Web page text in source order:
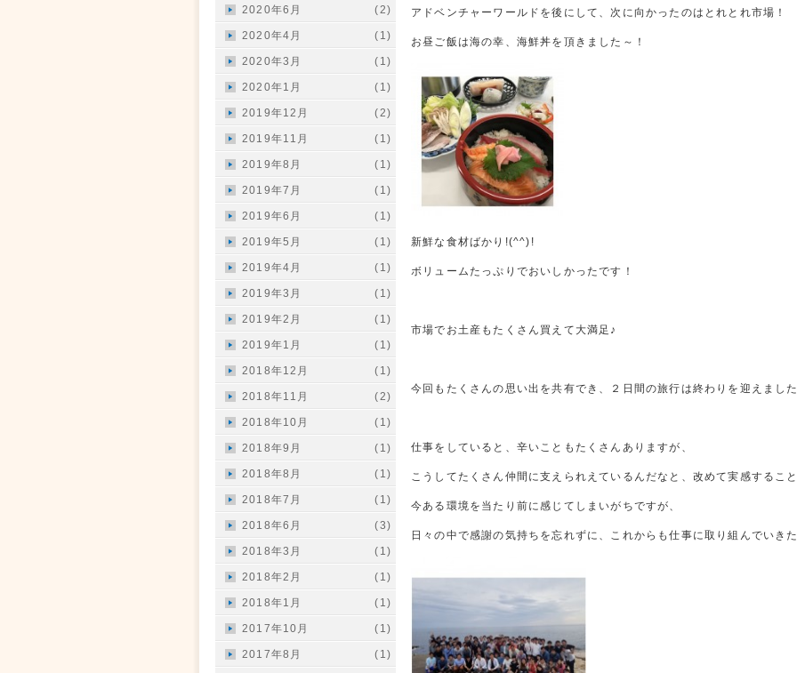
アドベンチャーワールドを後にして、次に向かったのはとれとれ市場！
お昼ご飯は海の幸、海鮮丼を頂きました～！
新鮮な食材ばかり!(^^)!
ボリュームたっぷりでおいしかったです！
市場でお土産もたくさん買えて大満足♪
今回もたくさんの思い出を共有でき、２日間の旅行は終わりを迎えまし
仕事をしていると、辛いこともたくさんありますが、
こうしてたくさん仲間に支えられえているんだなと、改めて実感するこ
今ある環境を当たり前に感じてしまいがちですが、
日々の中で感謝の気持ちを忘れずに、これからも仕事に取り組んでいき
2020年6月 (2)
2020年4月 (1)
2020年3月 (1)
2020年1月 (1)
2019年12月 (2)
2019年11月 (1)
2019年8月 (1)
2019年7月 (1)
2019年6月 (1)
2019年5月 (1)
2019年4月 (1)
2019年3月 (1)
2019年2月 (1)
2019年1月 (1)
2018年12月 (1)
2018年11月 (2)
2018年10月 (1)
2018年9月 (1)
2018年8月 (1)
2018年7月 (1)
2018年6月 (3)
2018年3月 (1)
2018年2月 (1)
2018年1月 (1)
2017年10月 (1)
2017年8月 (1)